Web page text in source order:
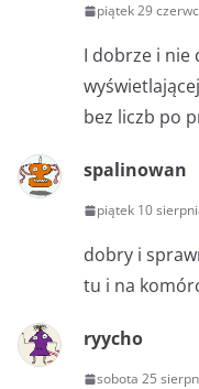
piątek 29
I dobrze i nie
bez liczb po
spalinowan
piątek 10
dobry i
tu i na
ryycho
sobota 25